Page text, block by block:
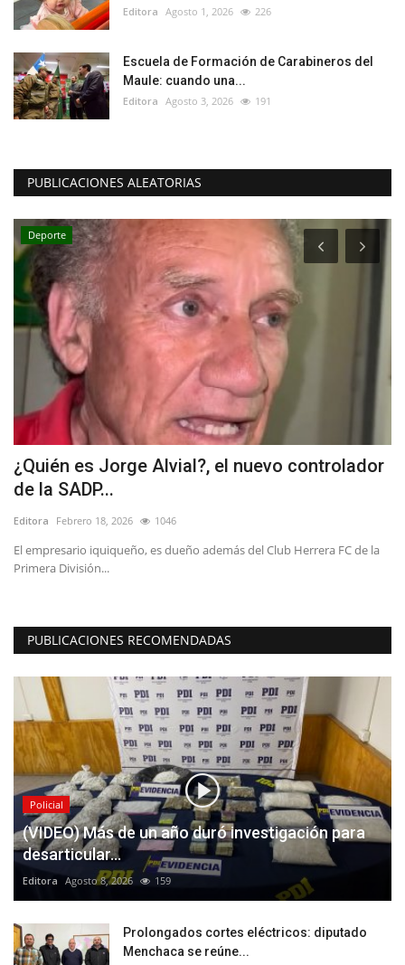
Editora Agosto 1, 2026 226
Escuela de Formación de Carabineros del
Maule: cuando una...
Editora Agosto 3, 2026 191
PUBLICACIONES ALEATORIAS
Deporte
¿Quién es Jorge Alvial?, el nuevo controlador
de la SADP...
Editora Febrero 18, 2026 1046
El empresario iquiqueño, es dueño además del Club Herrera FC de la
Primera División...
PUBLICACIONES RECOMENDADAS
Policial
(VIDEO) Más de un año duró investigación para
desarticular...
Editora Agosto 8, 2026 159
Prolongados cortes eléctricos: diputado
Menchaca se reúne...